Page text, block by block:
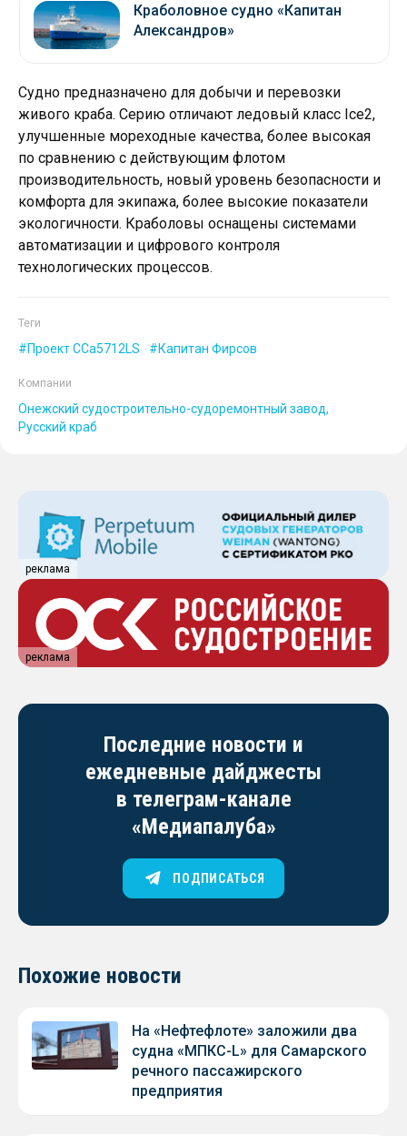
Краболовное судно «Капитан
Александров»
Судно предназначено для добычи и перевозки
живого краба. Серию отличают ледовый класс Ice2,
улучшенные мореходные качества, более высокая
по сравнению с действующим флотом
производительность, новый уровень безопасности и
комфорта для экипажа, более высокие показатели
экологичности. Краболовы оснащены системами
автоматизации и цифрового контроля
технологических процессов.
Теги
Проект CCa5712LS Капитан Фирсов
Компании
Онежский судостроительно-судоремонтный завод
Русский краб
реклама
реклама
Последние новости и
ежедневные дайджесты
в телеграм-канале
«Медиапалуба»
ПОДПИСАТЬСЯ
Похожие новости
На «Нефтефлоте» заложили два
судна «МПКС-L» для Самарского
речного пассажирского
предприятия